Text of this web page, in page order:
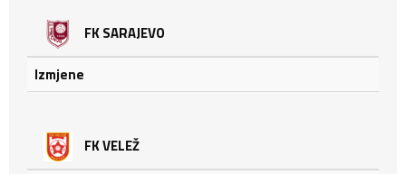
FK SARAJEVO
Izmjene
FK VELEŽ